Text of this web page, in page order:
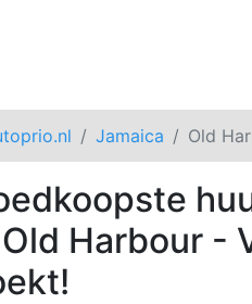
Jamaica Old
Harbour -